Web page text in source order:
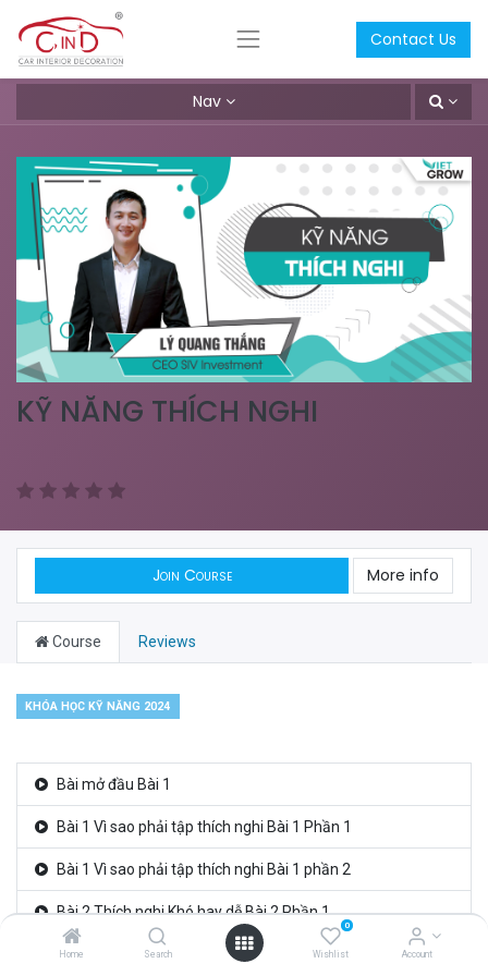
Home Search
0
Wishlist Account
Contact Us
Nav
KỸ NĂNG THÍCH NGHI
Join Course More info
Course Reviews
KHÓA HỌC KỸ NĂNG 2024
Bài mở đầu Bài 1
Bài 1 Vì sao phải tập thích nghi Bài 1 Phần 1
Bài 1 Vì sao phải tập thích nghi Bài 1 phần 2
Bài 2 Thích nghi Khó hay dễ Bài 2 Phần 1
Bài 2 Thích nghi Khó hay dễ Bài 2 Phần 2